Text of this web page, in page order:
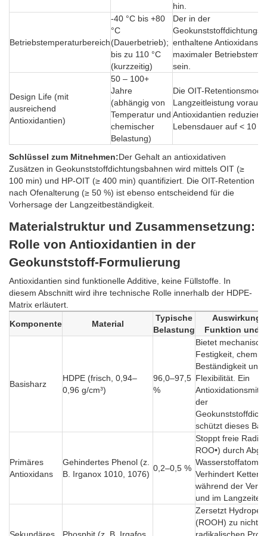
hin.
Betriebstemperaturbereich
-40 °C bis +80
°C
(Dauerbetrieb);
bis zu 110 °C
(kurzzeitig)
Der in der
enthaltene
maximaler
sein.
Design Life (mit
ausreichend
Antioxidantien)
50 – 100+
Jahre
(abhängig von
Temperatur und
chemischer
Belastung)
Die OIT-
Langzeitleistung
Antioxidantien
Lebensdauer auf < 10
Schlüssel zum Mitnehmen:Der Gehalt an antioxidativen
Zusätzen in Geokunststoffdichtungsbahnen wird mittels OIT (≥
100 min) und HP-OIT (≥ 400 min) quantifiziert. Die OIT-Retention
nach Ofenalterung (≥ 50 %) ist ebenso entscheidend für die
Vorhersage der Langzeitbeständigkeit.
Materialstruktur und Zusammensetzung:
Rolle von Antioxidantien in der
Geokunststoff-Formulierung
Antioxidantien sind funktionelle Additive, keine Füllstoffe. In
diesem Abschnitt wird ihre technische Rolle innerhalb der HDPE-
Matrix erläutert.
Komponente
Material
Typische
Belastung
Funktion und
Basisharz
HDPE (frisch, 0,94–
0,96 g/cm³)
96,0–97,5
%
Bietet
Festigkeit,
Beständigkeit und
Flexibilität. Ein
der
schützt dieses
Primäres
Antioxidans
Gehindertes Phenol (z.
B. Irganox 1010, 1076)
0,2–0,5 %
Stoppt freie
ROO•) durch
Verhindert
während der
und im
Zersetzt
(ROOH) zu nicht-